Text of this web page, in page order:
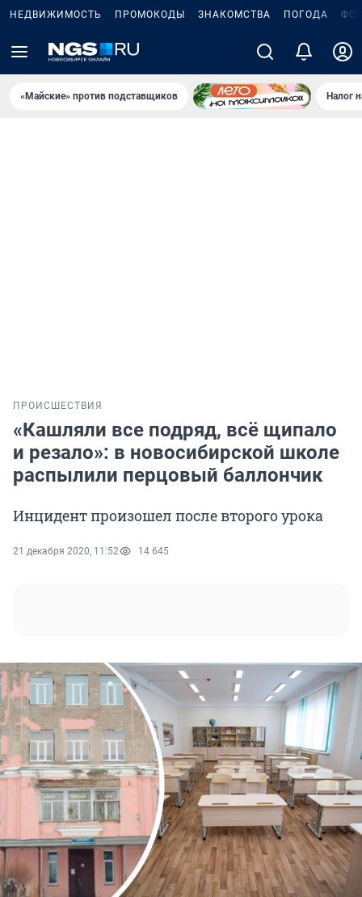
НЕДВИЖИМОСТЬ ПРОМОКОДЫ ЗНАКОМСТВА ПОГОДА
«Майские» против подставщиков Налог
ПРОИСШЕСТВИЯ
«Кашляли все подряд, всё щипало
и резало»: в новосибирской школе
распылили перцовый баллончик
Инцидент произошел после второго урока
21 декабря 2020, 11:52 14 645